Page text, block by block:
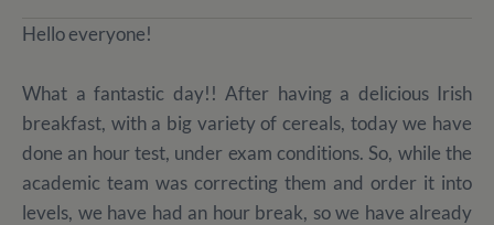
Hello everyone!
What a fantastic day!! After having a delicious Irish
breakfast, with a big variety of cereals, today we have
done an hour test, under exam conditions. So, while the
academic team was correcting them and order it into
levels, we have had an hour break, so we have already